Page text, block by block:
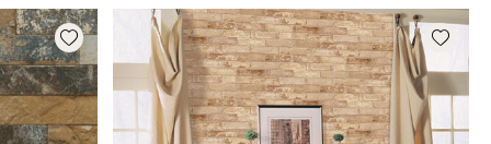
Add wishlist
wishlist